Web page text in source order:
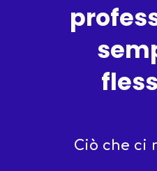
Ciò che ci